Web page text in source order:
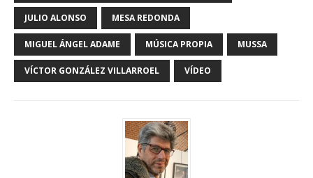
JULIO ALONSO MESA REDONDA
MIGUEL ÁNGEL ADAME MÚSICA PROPIA MUSSA
VÍCTOR GONZÁLEZ VILLARROEL VÍDEO